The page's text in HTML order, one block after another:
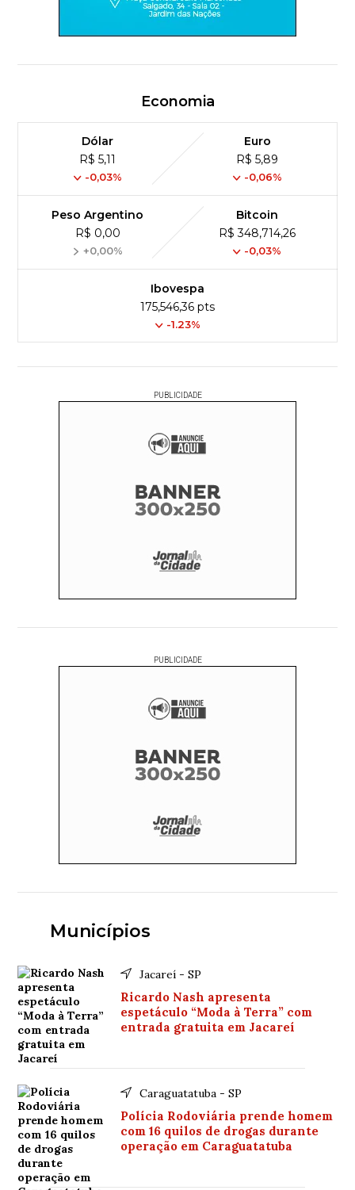
Economia
Dólar
R$ 5,11
-0,03%
Euro
R$ 5,89
-0,06%
Peso Argentino
R$ 0,00
+0,00%
Bitcoin
R$ 348,714,26
-0,03%
Ibovespa
175,546,36 pts
-1.23%
PUBLICIDADE
PUBLICIDADE
Municípios
Jacareí - SP
Ricardo Nash apresenta
espetáculo “Moda à Terra” com
entrada gratuita em Jacareí
Caraguatatuba - SP
Polícia Rodoviária prende homem
com 16 quilos de drogas durante
operação em Caraguatatuba